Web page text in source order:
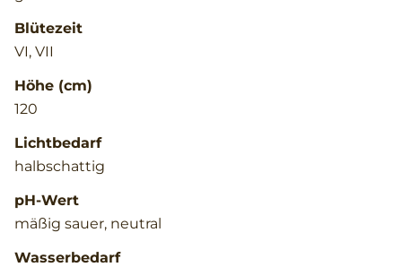
Blütezeit
VI, VII
Höhe (cm)
120
Lichtbedarf
halbschattig
pH-Wert
mäßig sauer, neutral
Wasserbedarf